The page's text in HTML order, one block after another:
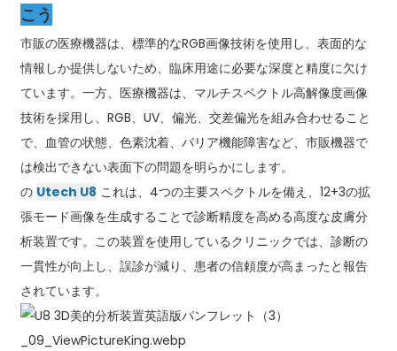
こう
市販の医療機器は、標準的なRGB画像技術を使用し、表面的な
情報しか提供しないため、臨床用途に必要な深度と精度に欠け
ています。一方、医療機器は、マルチスペクトル高解像度画像
技術を採用し、RGB、UV、偏光、交差偏光を組み合わせること
で、血管の状態、色素沈着、バリア機能障害など、市販機器で
は検出できない表面下の問題を明らかにします。
の Utech U8 これは、4つの主要スペクトルを備え、12+3の拡
張モード画像を生成することで診断精度を高める高度な皮膚分
析装置です。この装置を使用しているクリニックでは、診断の
一貫性が向上し、誤診が減り、患者の信頼度が高まったと報告
されています。